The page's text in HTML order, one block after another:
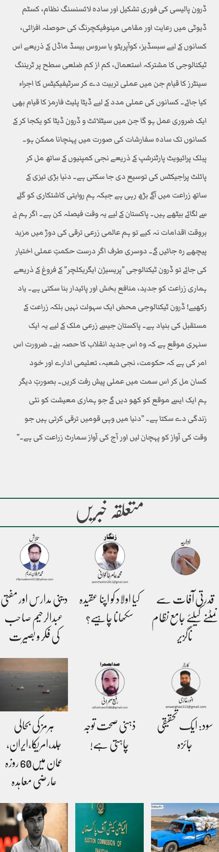
ڈرون پالیسی کی فوری تشکیل اور سادہ لائسنسنگ نظام، کسٹم
ڈیوٹی میں رعایت اور مقامی مینوفیکچرنگ کی حوصلہ افزائی،
کسانوں کے لیے سبسڈیز، کوآپریٹو یا سروس بیسڈ ماڈل کے ذریعے اس
ٹیکنالوجی کا مشترکہ استعمال، کم از کم ضلعی سطح پر ٹریننگ
سینٹرز کا قیام جن میں عملی تربیت دے کر سرٹیفیکیٹس کا اجراء
کیا جائے۔ کسانوں کی عملی مدد کے لیے ڈیٹا پلیٹ فارمز کا قیام بھی
ایک ضروری عمل ہو گا جن میں سیٹلائٹ و ڈرون ڈیٹا کو یکجا کر کے
کسانوں تک سادہ سفارشات کی صورت میں پہنچانا ممکن ہو۔
پبلک پرائیویٹ پارٹنرشپ کے ذریعے نجی کمپنیوں کے ساتھ مل کر
پائلٹ پراجیکٹس کی توسیع دی جا سکتی ہے۔ دنیا بڑی تیزی کے
ساتھ زراعت میں آگے بڑھ رہی ہے جبکہ ہم روایتی کاشتکاری کو گلے
سے لگائے بیٹھے ہیں۔ پاکستان کے لیے یہ وقت فیصلہ کن ہے۔ اگر ہم نے
بروقت اقدامات نہ کیے تو ہم عالمی زرعی ترقی کی دوڑ میں مزید
پیچھے رہ جائیں گے۔ دوسری طرف اگر درست حکمتِ عملی اختیار
کی جائے تو ڈرون ٹیکنالوجی ”پریسیژن ایگریکلچر” کے فروغ کے ذریعے
ہماری زراعت کو جدید، منافع بخش اور پائیدار بنا سکتی ہے۔ یاد
رکھیے! ڈرون ٹیکنالوجی محض ایک سہولت نہیں بلکہ زراعت کے
مستقبل کی بنیاد ہے۔ پاکستان جیسے زرعی ملک کے لیے یہ ایک
سنہری موقع ہے کہ وہ اس جدید انقلاب کا حصہ بنے۔ ضرورت اس
امر کی ہے کہ حکومت، نجی شعبہ، تعلیمی ادارے اور خود
کسان مل کر اس سمت میں عملی پیش رفت کریں۔ بصورتِ دیگر
ہم ایک ایسے موقع کو کھو دیں گے جو ہماری معیشت کو نئی
زندگی دے سکتا ہے۔ ”دنیا میں وہی قومیں ترقی کرتی ہیں جو
وقت کی آواز کو پہچان لیں اور آج کی آواز سمارٹ زراعت کی ہے۔”
متعلقہ خبریں
قدرتی آفات سے
نمٹنے کیلئے جامع نظام
ناگزیر
کیا اولاد کو اپنا عقیدہ
سکھانا چاہیے؟
دینی مدارس اور مفتی
عبدالرحیم صاحب
کی فکر و بصیرت
سود: ایک تحقیقی
جائزہ
ذہنی صحت توجہ
چاہتی ہے!
ہرمز کی بحالی
جلد،امریکا،ایران،
عمان میں60 روزہ
عارضی معاہدہ